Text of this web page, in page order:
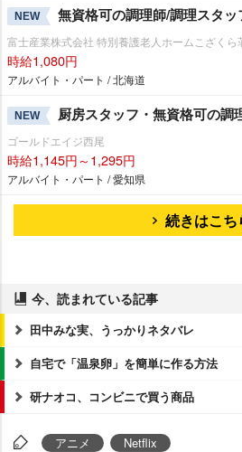
NEW 無資格可の調理師/調理スタッ
富士産業株式会社 特別養護老人ホームこざくら
時給1,080円
アルバイト・パート / 北海道
NEW 厨房スタッフ・無資格可の調
ゴールドエイジ西尾
時給1,145円～1,295円
アルバイト・パート / 愛知県
続きはこち
今、読まれている記事
田中みな実、うっかりネタバレ
自宅で「温泉卵」を簡単に作る方法
研ナオコ、コンビニで買う商品
アニメ Netflix